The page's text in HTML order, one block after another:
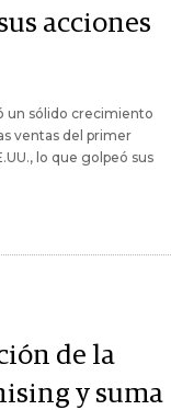
acciones
un sólido crecimiento
ventas del primer
lo que golpeó sus
de la
y suma